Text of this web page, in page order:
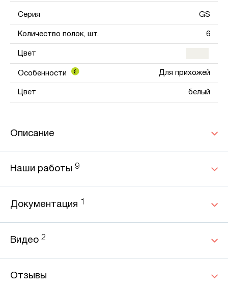
Серия GS
Количество полок, шт. 6
Цвет
Особенности Для прихожей
Цвет белый
Описание
Наши работы 9
Документация
Видео 2
Отзывы